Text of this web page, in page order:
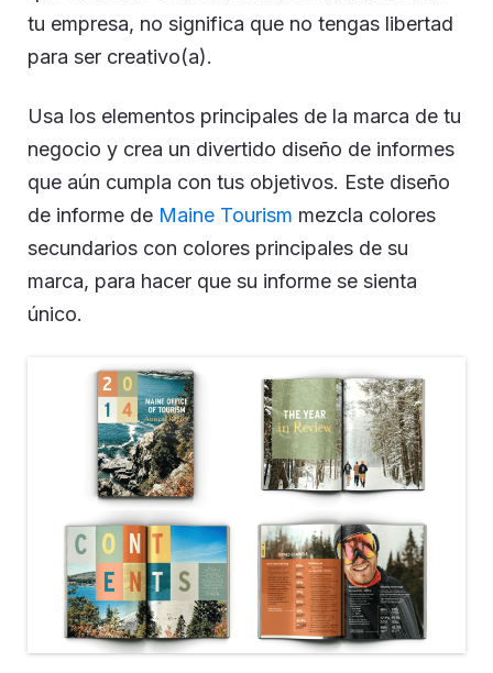
tu empresa, no significa que no tengas libertad
para ser creativo(a).
Usa los elementos principales de la marca de tu
negocio y crea un divertido diseño de informes
que aún cumpla con tus objetivos. Este diseño
de informe de Maine Tourism mezcla colores
secundarios con colores principales de su
marca, para hacer que su informe se sienta
único.